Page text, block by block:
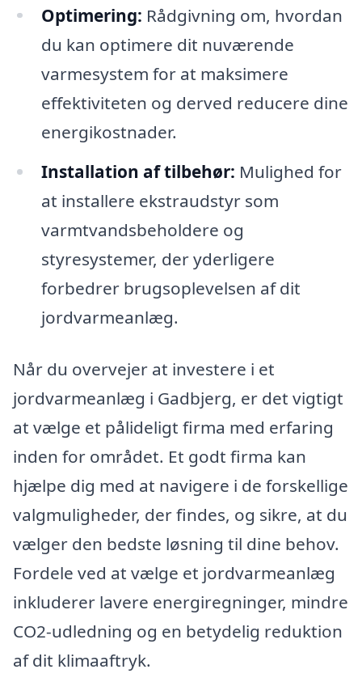
Optimering: Rådgivning om, hvordan
du kan optimere dit nuværende
varmesystem for at maksimere
effektiviteten og derved reducere dine
energikostnader.
Installation af tilbehør: Mulighed for
at installere ekstraudstyr som
varmtvandsbeholdere og
styresystemer, der yderligere
forbedrer brugsoplevelsen af dit
jordvarmeanlæg.
Når du overvejer at investere i et
jordvarmeanlæg i Gadbjerg, er det vigtigt
at vælge et pålideligt firma med erfaring
inden for området. Et godt firma kan
hjælpe dig med at navigere i de forskellige
valgmuligheder, der findes, og sikre, at du
vælger den bedste løsning til dine behov.
Fordele ved at vælge et jordvarmeanlæg
inkluderer lavere energiregninger, mindre
CO2-udledning og en betydelig reduktion
af dit klimaaftryk.